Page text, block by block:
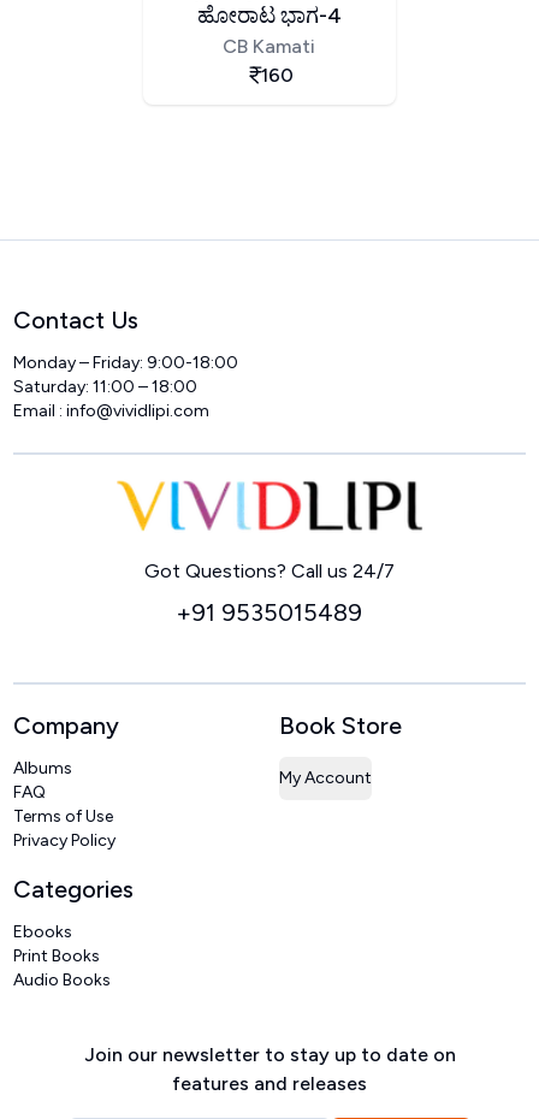
ಹೋರಾಟ ಭಾಗ-4
CB Kamati
160
Contact Us
Monday – Friday: 9:00-18:00
Saturday: 11:00 – 18:00
Email :info@vividlipi.com
Got Questions? Call us 24/7
+91 9535015489
Company
Albums
FAQ
Terms of Use
Privacy Policy
Book Store
My Account
Categories
Ebooks
Print Books
Audio Books
Join our newsletter to stay up to date on
features and releases